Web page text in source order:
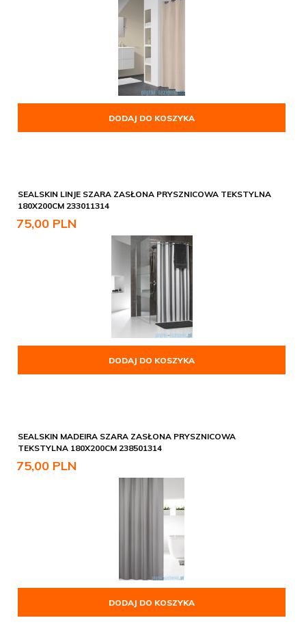
DODAJ DO KOSZYKA
SEALSKIN LINJE SZARA ZASŁONA PRYSZNICOWA TEKSTYLNA
180X200CM 233011314
75,00 PLN
DODAJ DO KOSZYKA
SEALSKIN MADEIRA SZARA ZASŁONA PRYSZNICOWA
TEKSTYLNA 180X200CM 238501314
75,00 PLN
DODAJ DO KOSZYKA